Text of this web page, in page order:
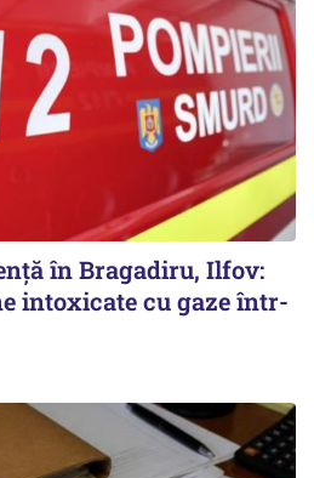
în Bragadiru, Ilfov:
intoxicate cu gaze într-